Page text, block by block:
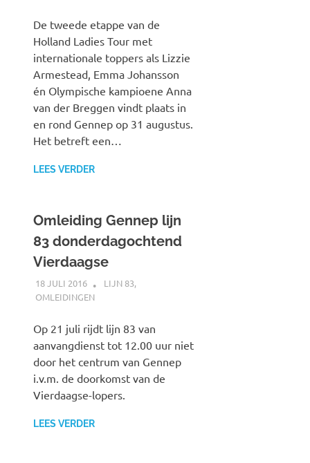
De tweede etappe van de
Holland Ladies Tour met
internationale toppers als Lizzie
Armestead, Emma Johansson
én Olympische kampioene Anna
van der Breggen vindt plaats in
en rond Gennep op 31 augustus.
Het betreft een…
LEES VERDER
Omleiding Gennep lijn
83 donderdagochtend
Vierdaagse
18 JULI 2016 JOHAN
LIJN 83,
OMLEIDINGEN
Op 21 juli rijdt lijn 83 van
aanvangdienst tot 12.00 uur niet
door het centrum van Gennep
i.v.m. de doorkomst van de
Vierdaagse-lopers.
LEES VERDER